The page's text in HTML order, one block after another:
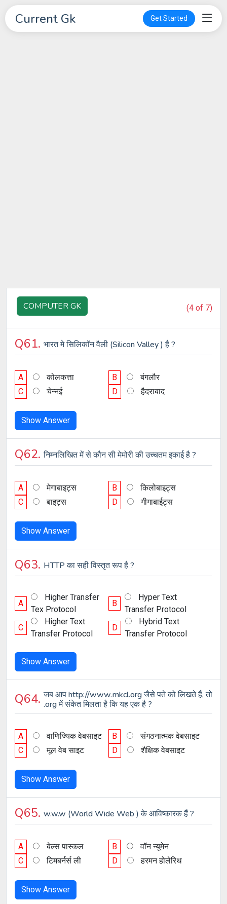
Current Gk Get Started
COMPUTER GK (4 of 7)
Q61. भारत मे सिलिकॉन वैली (Silicon Valley ) है ?
A कोलकत्ता B
बंगलौर
C
चेन्नई D हैदराबाद
Show Answer
Q62.निम्नलिखित में से कौन सी मेमोरी की उच्चतम इकाई है ?
A मेगाबाइट्स B
किलोबाइट्स
C
बाइट्स D गीगाबाईट्स
Show Answer
Q63. HTTP का सही विस्तृत रूप है ?
A
Higher Transfer
Tex Protocol
B
Hyper Text
Transfer Protocol
C
Higher Text
Transfer Protocol
D
Hybrid Text
Transfer Protocol
Show Answer
Q64. जब आप http://www.mkcl.org जैसे पते को लिखते हैं, तो
.org में संकेत मिलता है कि यह एक है ?
A वाणिज्यिक वेबसाइट B
संगठनात्मक वेबसाइट
C
मूल वेब साइट D शैक्षिक वेबसाइट
Show Answer
Q65. w.w.w (World Wide Web ) के आविष्कारक हैं ?
A बेल्स पास्कल B
वॉन न्यूमेन
C
टिमबर्नर्स ली D हरमन होलेरिथ
Show Answer